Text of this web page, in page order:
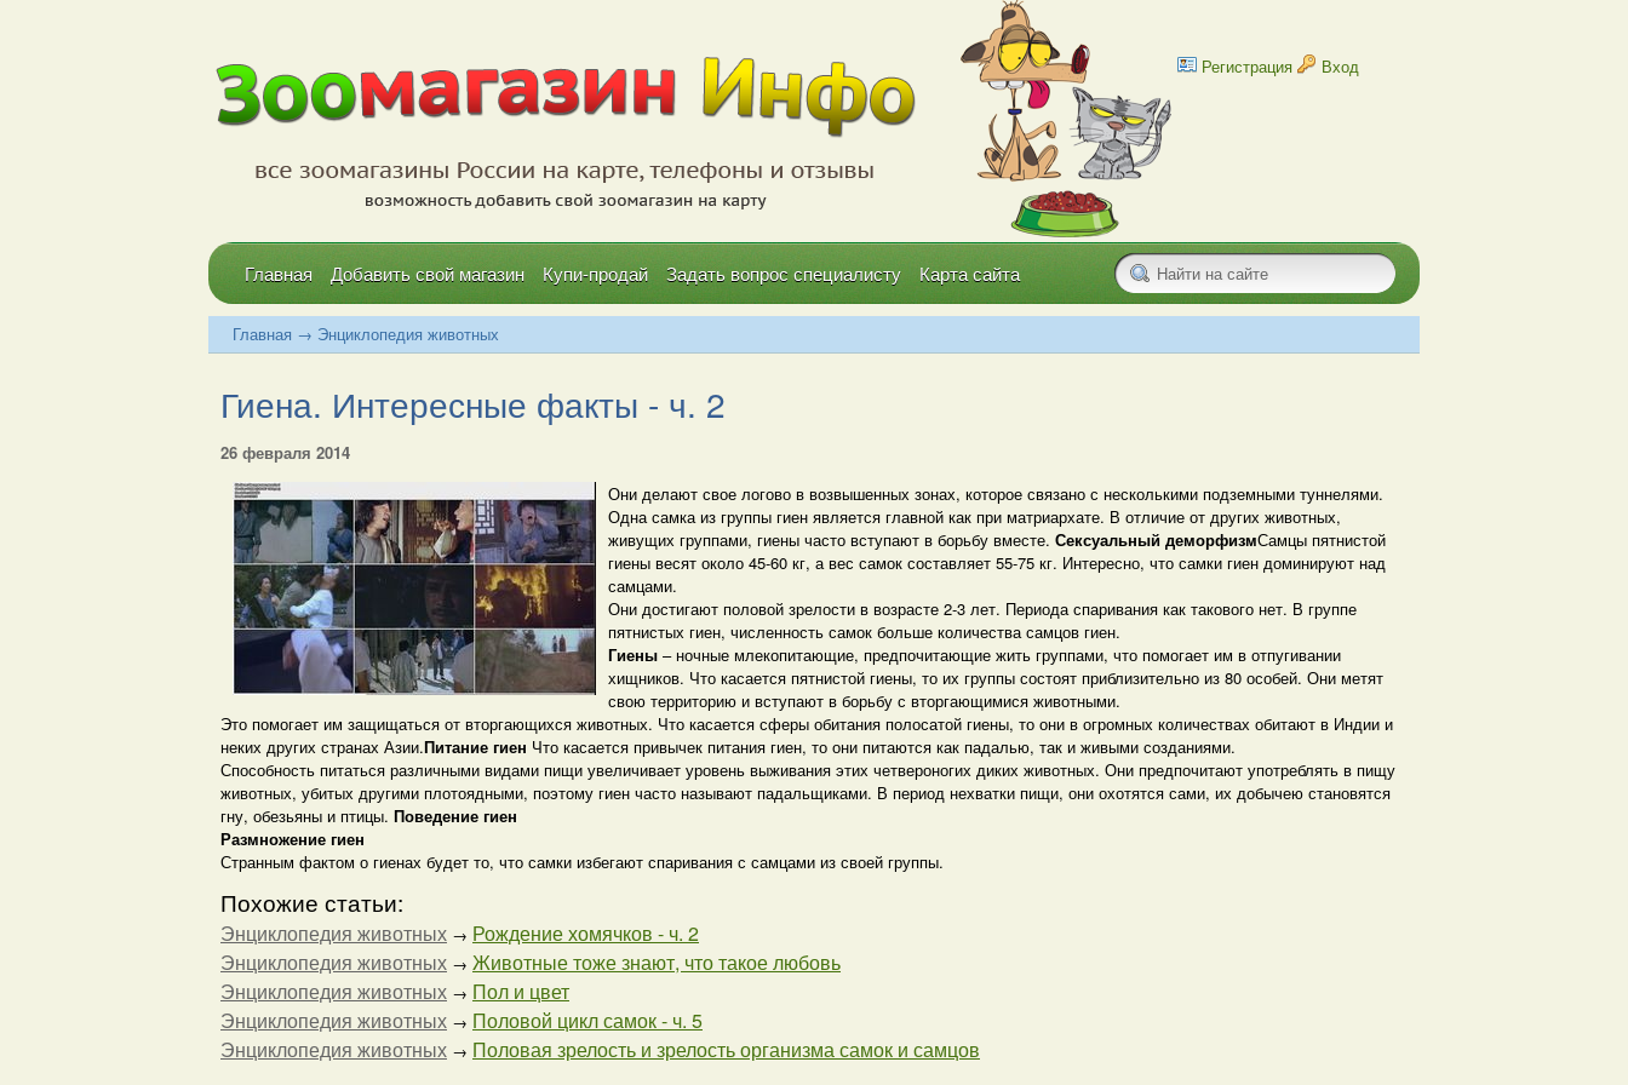
Регистрация Вход
Главная Добавить свой магазин Купи-продай Задать вопрос специалисту Карта сайта
Главная → Энциклопедия животных
Гиена. Интересные факты - ч. 2
26 февраля 2014
Они делают свое логово в возвышенных зонах, которое связано с несколькими подземными туннелями.
Одна самка из группы гиен является главной как при матриархате. В отличие от других животных,
живущих группами, гиены часто вступают в борьбу вместе. Сексуальный деморфизмСамцы пятнистой
гиены весят около 45-60 кг, а вес самок составляет 55-75 кг. Интересно, что самки гиен доминируют над
самцами.
Они достигают половой зрелости в возрасте 2-3 лет. Периода спаривания как такового нет. В группе
пятнистых гиен, численность самок больше количества самцов гиен.
Гиены – ночные млекопитающие, предпочитающие жить группами, что помогает им в отпугивании
хищников. Что касается пятнистой гиены, то их группы состоят приблизительно из 80 особей. Они метят
свою территорию и вступают в борьбу с вторгающимися животными.
Это помогает им защищаться от вторгающихся животных. Что касается сферы обитания полосатой гиены, то они в огромных количествах обитают в Индии и
неких других странах Азии.Питание гиен Что касается привычек питания гиен, то они питаются как падалью, так и живыми созданиями.
Способность питаться различными видами пищи увеличивает уровень выживания этих четвероногих диких животных. Они предпочитают употреблять в пищу
животных, убитых другими плотоядными, поэтому гиен часто называют падальщиками. В период нехватки пищи, они охотятся сами, их добычею становятся
гну, обезьяны и птицы. Поведение гиен
Размножение гиен
Странным фактом о гиенах будет то, что самки избегают спаривания с самцами из своей группы.
Похожие статьи:
Энциклопедия животных → Рождение хомячков - ч. 2
Энциклопедия животных → Животные тоже знают, что такое любовь
Энциклопедия животных → Пол и цвет
Энциклопедия животных → Половой цикл самок - ч. 5
Энциклопедия животных → Половая зрелость и зрелость организма самок и самцов